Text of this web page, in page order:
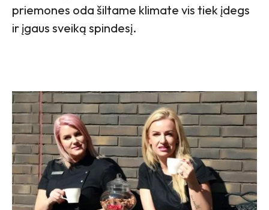
priemones oda šiltame klimate vis tiek įdegs
ir įgaus sveiką spindesį.